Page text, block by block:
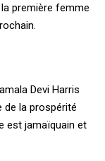
première femme
Devi Harris
de la prospérité
est jamaïquain et